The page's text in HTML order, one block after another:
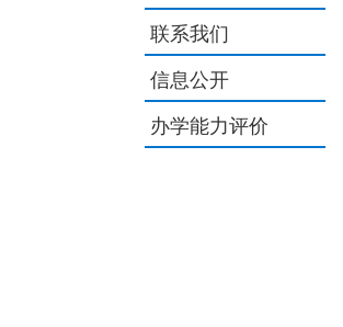
联系我们
信息公开
办学能力评价